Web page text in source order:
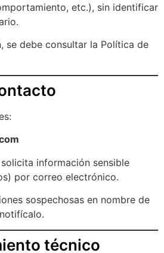
etc.), sin identificar
se debe consultar la Política de
información sensible
por correo electrónico.
sospechosas en nombre de
técnico